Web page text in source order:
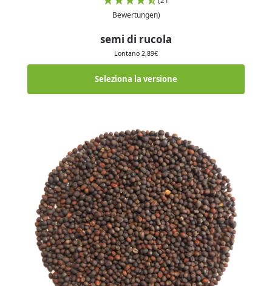
Bewertungen)
semi di rucola
Lontano 2,89€
Seleziona la versione